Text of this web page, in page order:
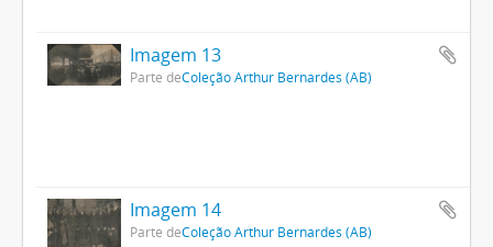
Imagem 13
Parte deColeção Arthur Bernardes (AB)
Imagem 14
Parte deColeção Arthur Bernardes (AB)